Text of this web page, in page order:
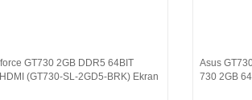
Sepete Ekle
GT730 2GB DDR5 64BIT
(GT730-SL-2GD5-BRK) Ekran
Asus
730 2GB